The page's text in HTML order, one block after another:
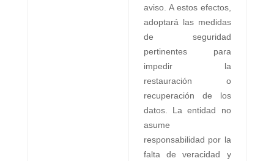
aviso. A estos efectos,
adoptará las medidas
de seguridad
pertinentes para
impedir la
restauración o
recuperación de los
datos. La entidad no
asume
responsabilidad por la
falta de veracidad y